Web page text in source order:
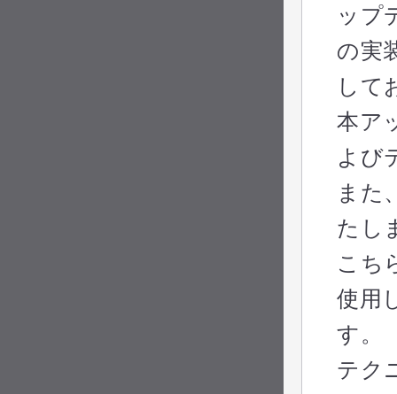
ップ
の実
して
本ア
よび
また
たし
こち
使用
す。
テク